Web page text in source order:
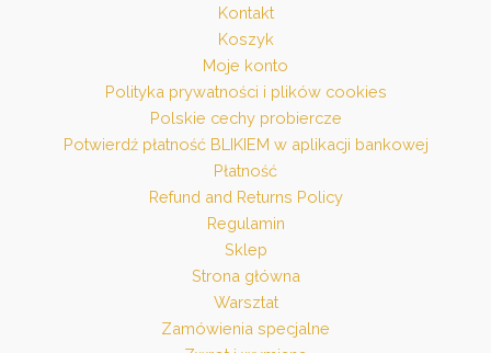
Kontakt
Koszyk
Moje konto
Polityka prywatności i plików cookies
Polskie cechy probiercze
Potwierdź płatność BLIKIEM w aplikacji bankowej
Płatność
Refund and Returns Policy
Regulamin
Sklep
Strona główna
Warsztat
Zamówienia specjalne